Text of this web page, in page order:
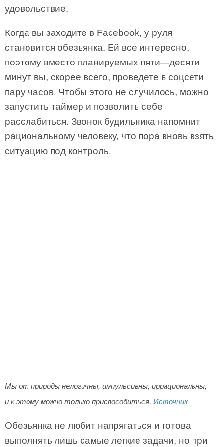
удовольствие.
Когда вы заходите в Facebook, у руля
становится обезьянка. Ей все интересно,
поэтому вместо планируемых пяти—десяти
минут вы, скорее всего, проведете в соцсети
пару часов. Чтобы этого не случилось, можно
запустить таймер и позволить себе
расслабиться. Звонок будильника напомнит
рациональному человеку, что пора вновь взять
ситуацию под контроль.
Мы от природы нелогичны, импульсивны, иррациональны,
и к этому можно только приспособиться. Источник
Обезьянка не любит напрягаться и готова
выполнять лишь самые легкие задачи, но при